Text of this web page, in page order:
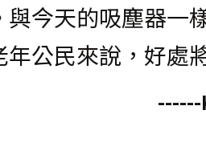
今天的吸塵器一
公民來說，好處